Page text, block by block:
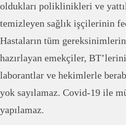
oldukları poliklinikleri ve
temizleyen sağlık işçilerinin
Hastaların tüm
hazırlayan emekçiler,
laborantlar ve hekimlerle
yok sayılamaz. Covid-19 ile
yapılamaz.